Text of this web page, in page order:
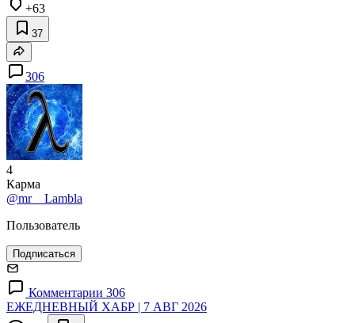
+63
37
306
4
Карма
@mr__Lambla
Пользователь
Подписаться
Комментарии 306
ЕЖЕДНЕВНЫЙ ХАБР | 7 АВГ 2026